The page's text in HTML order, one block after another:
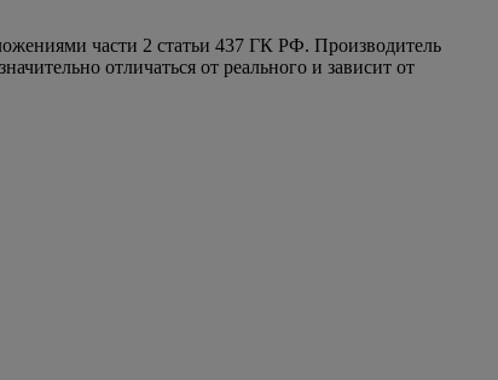
части 2 статьи 437 ГК РФ. Производитель
отличаться от реального и зависит от